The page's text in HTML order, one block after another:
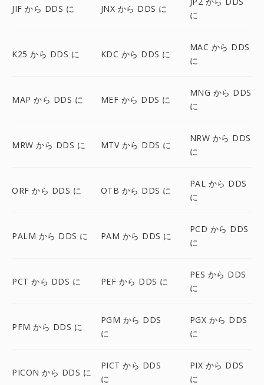
JIF から DDS に JNX から DDS に
に
K25 から DDS に KDC から DDS に
MAC から DDS
に
MAP から DDS に MEF から DDS に
MNG から DDS
に
MRW から DDS に MTV から DDS に
NRW から DDS
に
ORF から DDS に OTB から DDS に
PAL から DDS
に
PALM から DDS に PAM から DDS に
PCD から DDS
に
PCT から DDS に PEF から DDS に
PES から DDS
に
PFM から DDS に
PGM から DDS
に
PGX から DDS
に
PICON から DDS に
PICT から DDS
に
PIX から DDS
に